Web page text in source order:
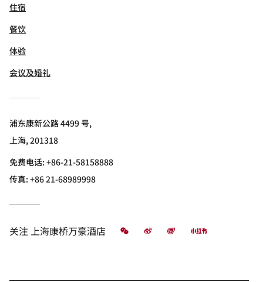
住宿
餐饮
体验
会议及婚礼
浦东康新公路 4499 号,
上海, 201318
免费电话:+86-21-58158888
传真:+86 21-68989998
关注上海康桥万豪酒店 微信 微博 飞猪 小红书